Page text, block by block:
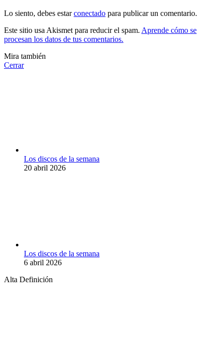
Lo siento, debes estarconectado para publicar un comentario.
Este sitio usa Akismet para reducir el spam. Aprende cómo se
procesan los datos de tus comentarios.
Mira también
Cerrar
Los discos de la semana
20 abril 2026
Los discos de la semana
6 abril 2026
Alta Definición